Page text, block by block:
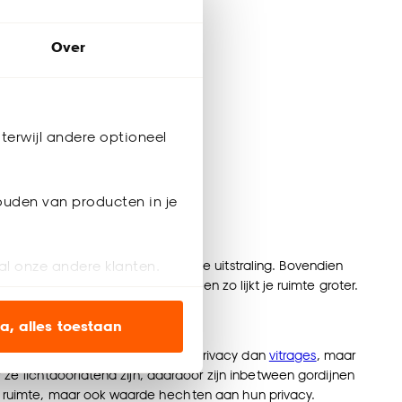
Over
andere optioneel
van producten in je
onze andere klanten.
om alleen de
wel of niet te
alles toestaan
krijgt je interieur een elegante uitstraling. Bovendien
een gevoel van diepte creëren en zo lijkt je ruimte groter.
zijn. Inbetweens bieden meer privacy dan vitrages, maar
lichtdoorlatend zijn, daardoor zijn inbetween gordijnen
maar ook waarde hechten aan hun privacy.